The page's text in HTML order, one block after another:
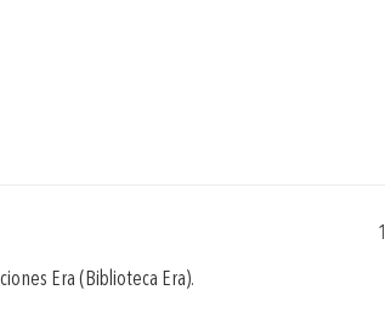
Era (Biblioteca Era).